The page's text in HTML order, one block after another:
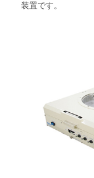
装置です。